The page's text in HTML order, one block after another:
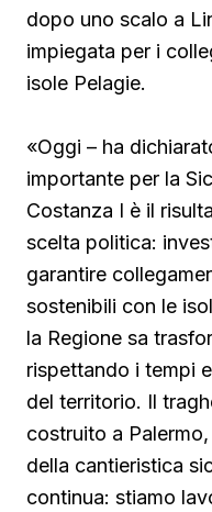
dopo uno scalo a
impiegata per i
isole Pelagie.
«Oggi – ha
importante per la
Costanza I è il
scelta politica:
garantire
sostenibili con le
la Regione sa
rispettando i tempi
del territorio. Il
costruito a
della cantieristica
continua: stiamo